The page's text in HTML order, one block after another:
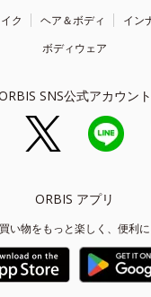
ク ヘア＆ボディ
イン
ボディウェア
SNS公式アカウント
ORBIS アプリ
い物をもっと楽しく、便利に